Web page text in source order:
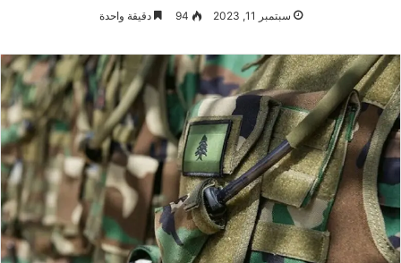
سبتمبر 11, 2023 94 دقيقة واحدة